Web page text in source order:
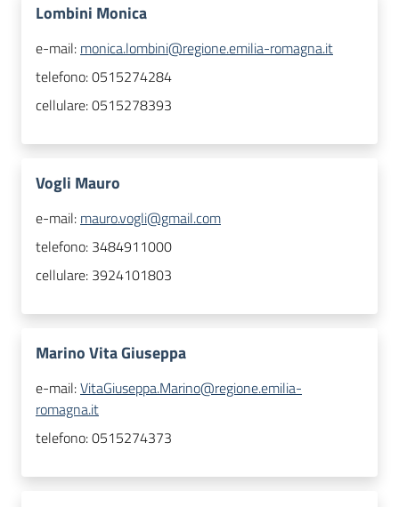
Lombini Monica
e-mail: monica.lombini@regione.emilia-romagna.it
telefono:0515274284
cellulare:0515278393
Vogli Mauro
e-mail: mauro.vogli@gmail.com
telefono: 3484911000
cellulare: 3924101803
Marino Vita Giuseppa
e-mail:VitaGiuseppa.Marino@regione.emilia-
romagna.it
telefono:0515274373